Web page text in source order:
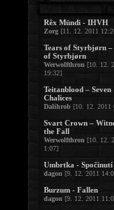
Rêx Mündi - IHVH
Zorg [11. 12. 2011
Tears of Styrbjørn –
of Styrbjørn
Werwolfthron [10. 12.
19:32]
Teitanblood – Seven
Chalices
Dalihrob [10. 12. 2011
Svart Crown –
the Fall
Werwolfthron [10. 12.
1:07]
Umbrtka - Spočinutí
dagon [9. 12. 2011
Burzum - Fallen
dagon [9. 12. 2011